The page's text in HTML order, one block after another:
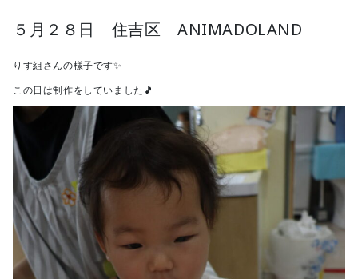
５月２８日 住吉区 ANIMADOLAND
りす組さんの様子です✨
この日は制作をしていました🎵